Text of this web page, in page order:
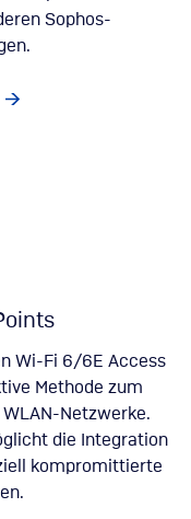
Sophos-
Wi-Fi 6/6E Access
Methode zum
Netzwerke.
die Integration
kompromittierte